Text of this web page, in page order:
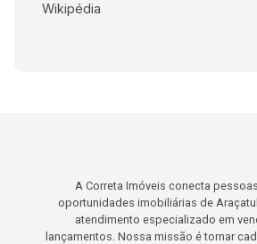
Wikipédia
A Correta Imóveis conecta
oportunidades imobiliárias de
atendimento especializado em
lançamentos. Nossa missão é tornar